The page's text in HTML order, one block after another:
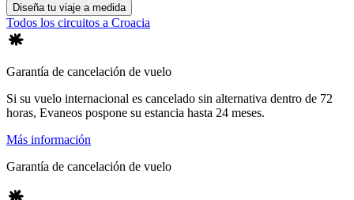
Diseña tu viaje a medida
Todos los circuitos a Croacia
Garantía de cancelación de vuelo
Si su vuelo internacional es cancelado sin alternativa dentro de 72
horas, Evaneos pospone su estancia hasta 24 meses.
Más información
Garantía de cancelación de vuelo